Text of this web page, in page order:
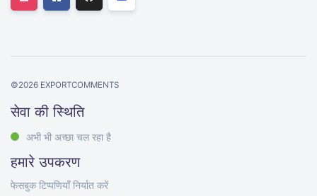
©2026 EXPORTCOMMENTS
सेवा की स्थिति
अभी भी अच्छा चल रहा है
हमारे उपकरण
फेसबुक टिप्पणियाँ निर्यात करें